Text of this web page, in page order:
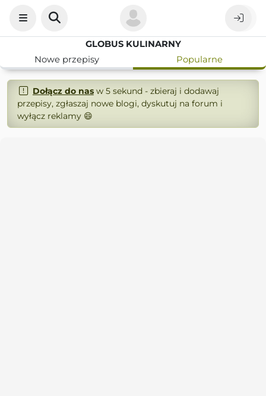
GLOBUS KULINARNY
Nowe przepisy
Popularne
Dołącz do nasw 5 sekund - zbieraj i dodawaj
przepisy, zgłaszaj nowe blogi, dyskutuj na forum i
wyłącz reklamy 😄